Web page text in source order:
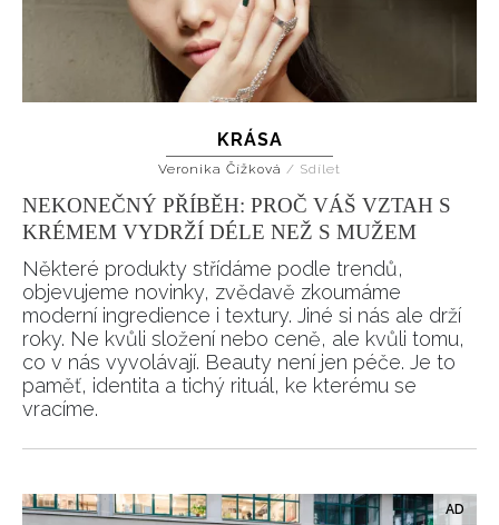
KRÁSA
Veronika Čížková / Sdílet
NEKONEČNÝ PŘÍBĚH: PROČ VÁŠ VZTAH S
KRÉMEM VYDRŽÍ DÉLE NEŽ S MUŽEM
Některé produkty střídáme podle trendů,
objevujeme novinky, zvědavě zkoumáme
moderní ingredience i textury. Jiné si nás ale drží
roky. Ne kvůli složení nebo ceně, ale kvůli tomu,
co v nás vyvolávají. Beauty není jen péče. Je to
paměť, identita a tichý rituál, ke kterému se
vracíme.